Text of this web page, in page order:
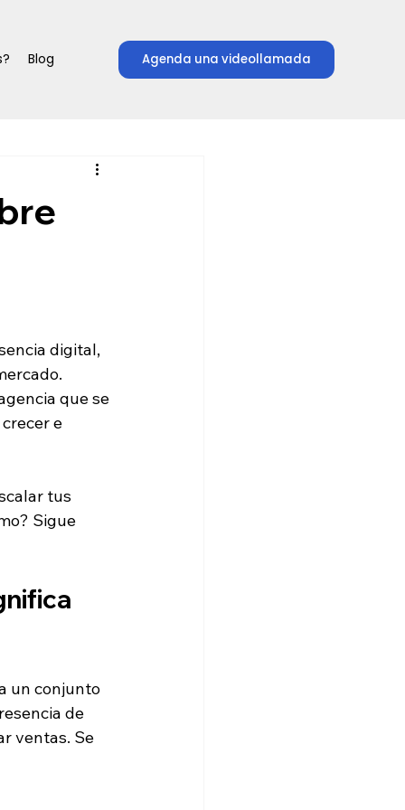
Blog Agenda una videollamada
digital,
que se
e
tus
Sigue
un conjunto
de
ventas. Se